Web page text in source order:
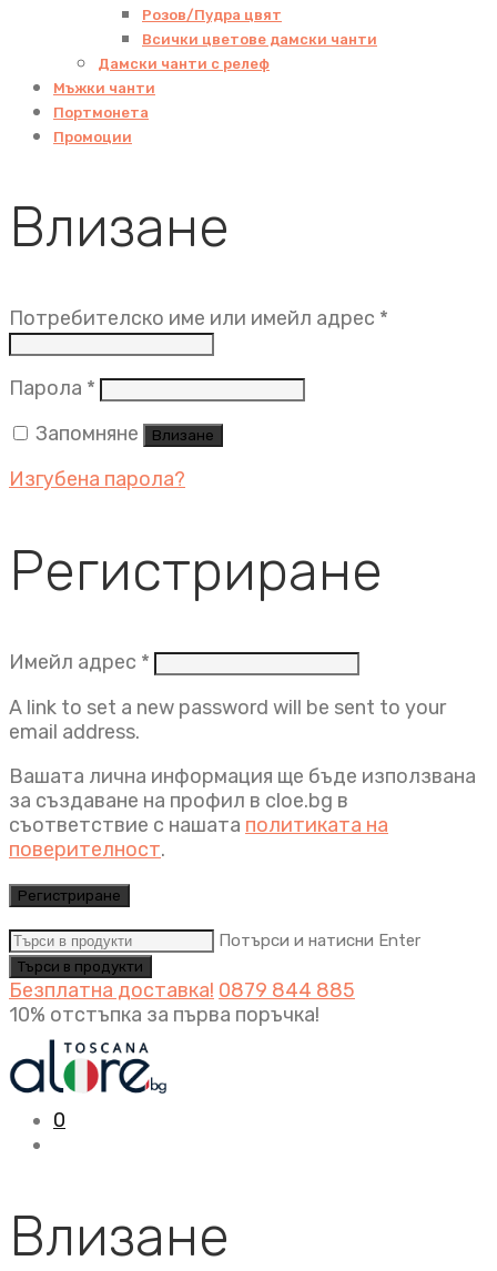
Розов/Пудра цвят
Всички цветове дамски чанти
Дамски чанти с релеф
Мъжки чанти
Портмонета
Промоции
Влизане
Потребителско име или имейл адрес *
Парола * Задължително
Запомняне
Влизане
Изгубена парола?
Регистриране
Имейл адрес * Задължително
A link to set a new password will be sent to your
email address.
Вашата лична информация ще бъде използвана
за създаване на профил в cloe.bg в
съответствие с нашата политиката на
поверителност.
Регистриране
Потърси и натисни Enter
Безплатна доставка! 0879 844 885
10% отстъпка за първа поръчка!
0
Влизане